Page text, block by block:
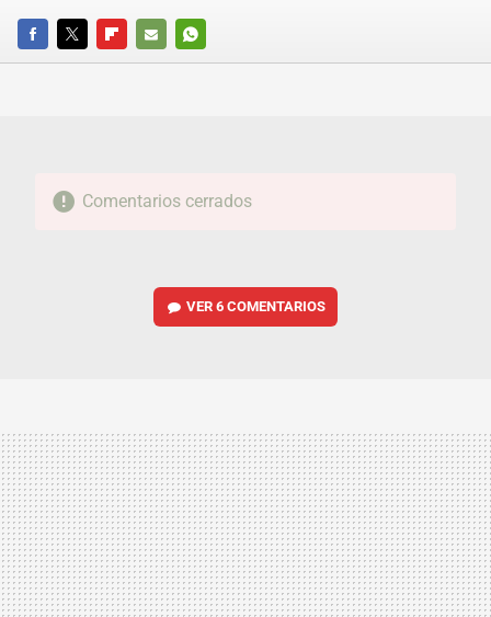
FACEBOOKTWITTERFLIPBOARD
E-
WHATSAPP
Comentarios cerrados
VER6 COMENTARIOS